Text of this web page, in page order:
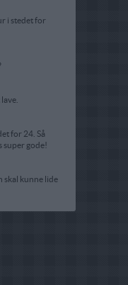
i stedet for
for 24. Så
super gode!
skal kunne lide